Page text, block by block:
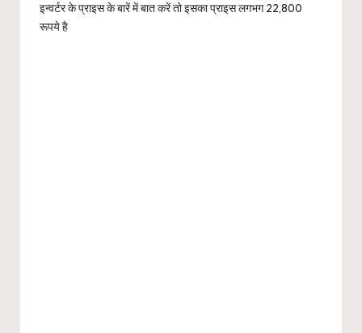
इन्वर्टर के प्राइस के बारें में बात करें तो इसका प्राइस लगभग 22,800
रूपये है